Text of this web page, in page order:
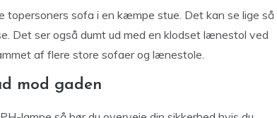
sofa i en kæmpe stue. Det kan se lige så
Det ser også dumt ud med en klodset lænestol ved
af flere store sofaer og lænestole.
mod gaden